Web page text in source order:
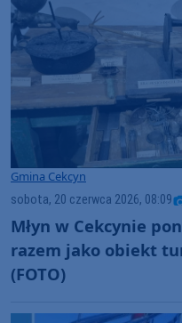
Gmina Cekcyn
sobota, 20 czerwca 2026, 08:09
Młyn w Cekcynie
razem jako obiekt
(FOTO)